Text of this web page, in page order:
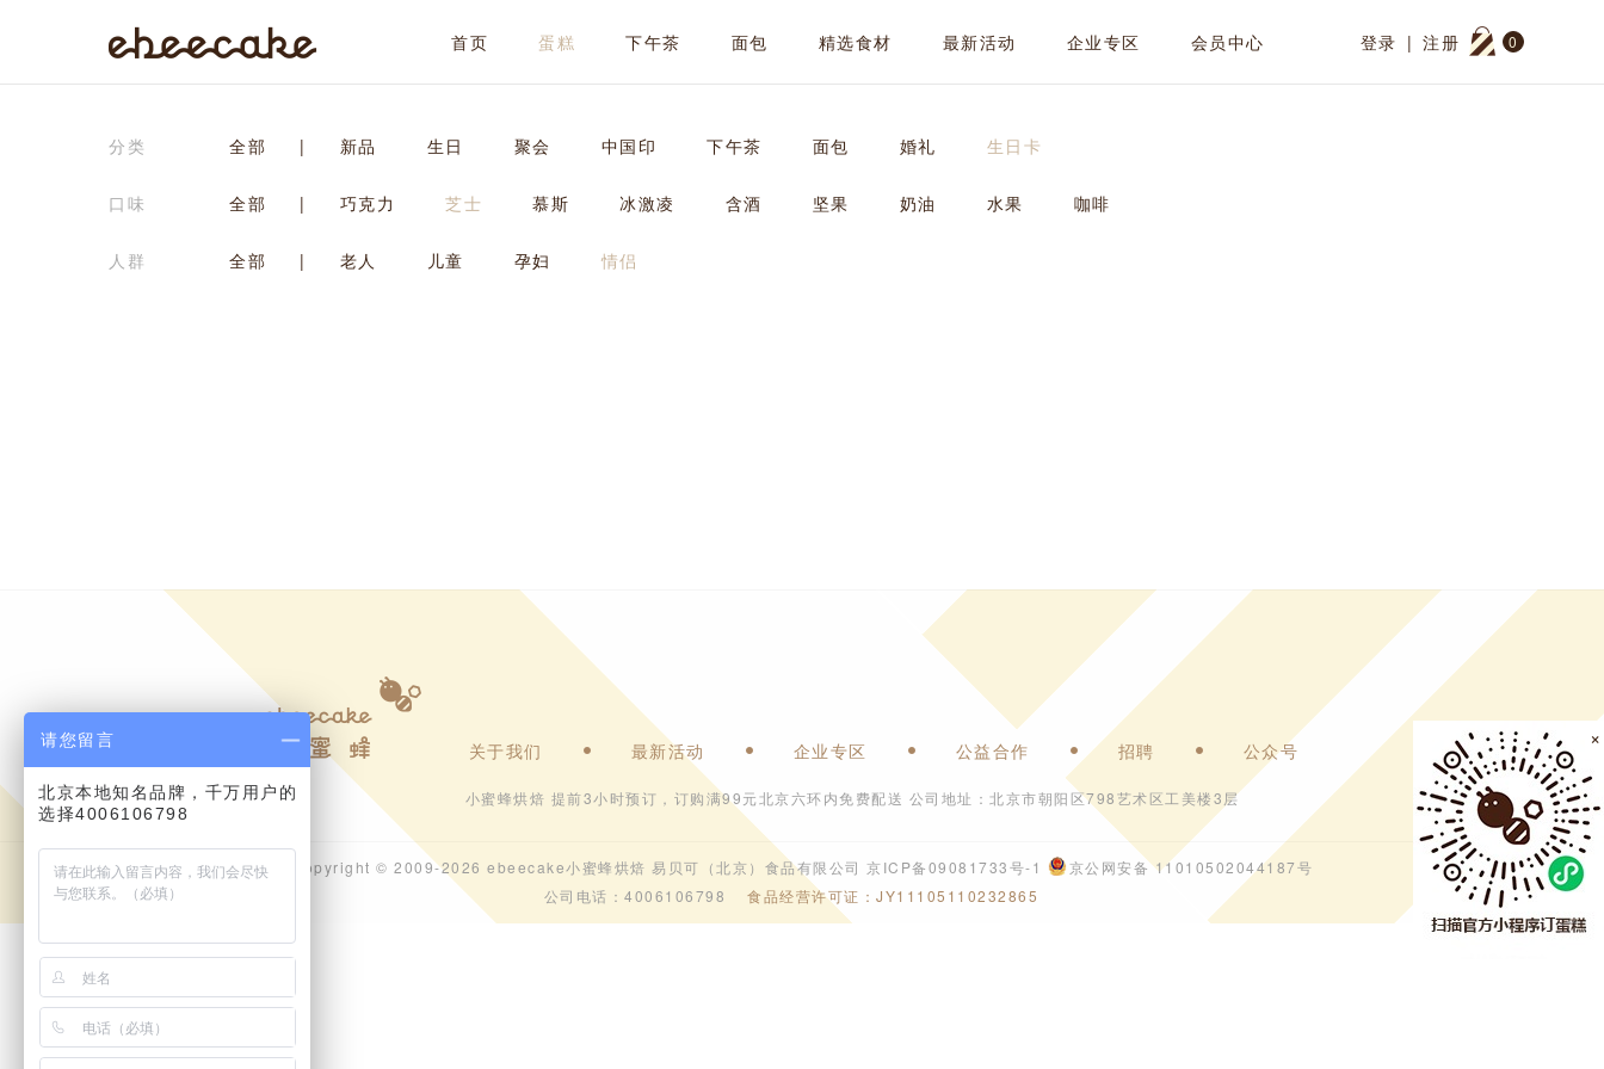
首页 蛋糕 下午茶 面包 精选食材 最新活动 企业专区 会员中心 0
登录 | 注册
分类 全部 | 新品 生日 聚会 中国印 下午茶 面包 婚礼 生日卡
口味 全部 | 巧克力 芝士 慕斯 冰激凌 含酒 坚果 奶油 水果 咖啡
人群 全部 | 老人 儿童 孕妇 情侣
关于我们 最新活动 企业专区 公益合作 招聘 公众号
小蜜蜂烘焙 提前3小时预订，订购满99元北京六环内免费配送 公司地址：北京市朝阳区798艺术区工美楼3层
Copyright © 2009-2026 ebeecake小蜜蜂烘焙 易贝可（北京）食品有限公司 京ICP备09081733号-1
京公网安备 11010502044187号
公司电话：4006106798食品经营许可证：JY11105110232865
×
请您留言
北京本地知名品牌，千万用户的
选择4006106798